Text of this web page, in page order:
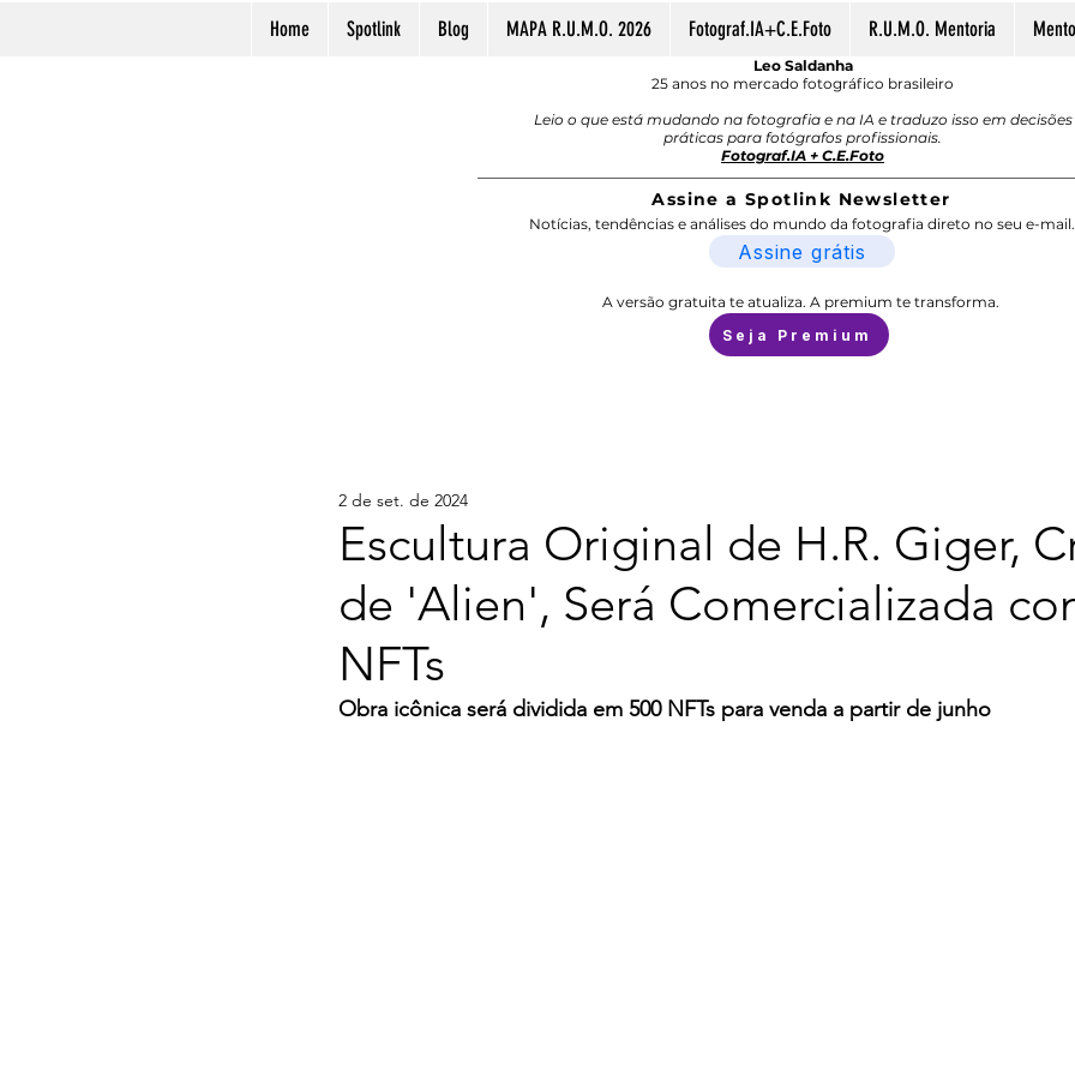
Home Spotlink Blog MAPA R.U.M.O. 2026 Fotograf.IA+C.E.Foto R.U.M.O. Mentoria
Leo Saldanha
25 anos no mercado fotográfico brasileiro
Leio o que está mudando na fotografia e na IA e traduzo isso em decisões
práticas para fotógrafos profissionais.
Fotograf.IA + C.E.Foto
Assine a Spotlink Newsletter
Notícias, tendências e análises do mundo da fotografia direto no seu e-mail.
Assine grátis
A versão gratuita te atualiza. A premium te transforma.
Seja Premium
Escultura Original de H.R. Giger,
de 'Alien', Será Comercializada
NFTs
2 de set. de 2024
Obra icônica será dividida em 500 NFTs para venda a partir de junho